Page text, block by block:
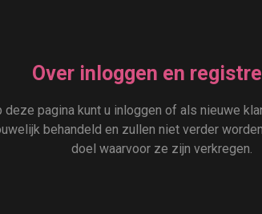
Over inloggen en
deze pagina kunt u inloggen of als nieuwe
behandeld en zullen niet verder
doel waarvoor ze zijn verkregen.